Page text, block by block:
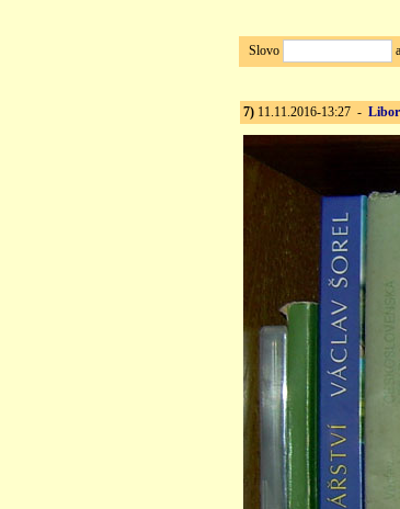
Slovo
7) 11.11.2016-13:27 -